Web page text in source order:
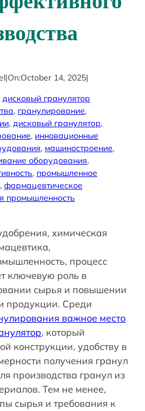
|On:October 14, 2025|
дисковый гранулятор
, гранулирование
, дисковый гранулятор
, инновационные
, машиностроение
оборудования
, промышленное
, фармацевтическое
промышленность
химическая
процесс
ключевую роль в
сырья и повышении
продукции. Среди
важное место
, который
конструкции, удобству в
получения гранул
производства гранул из
Тем не менее,
сырья и требования к